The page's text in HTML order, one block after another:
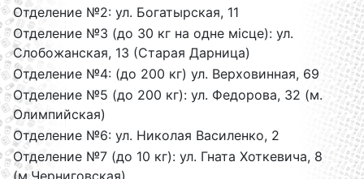
Отделение №2: ул. Богатырская, 11
Отделение №3 (до 30 кг на одне місце): ул.
Слобожанская, 13 (Старая Дарница)
Отделение №4: (до 200 кг) ул. Верховинная, 69
Отделение №5 (до 200 кг): ул. Федорова, 32 (м.
Олимпийская)
Отделение №6: ул. Николая Василенко, 2
Отделение №7 (до 10 кг): ул. Гната Хоткевича, 8
(м.Черниговская)